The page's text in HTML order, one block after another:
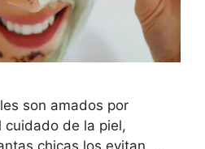
son amados por
cuidado de la piel,